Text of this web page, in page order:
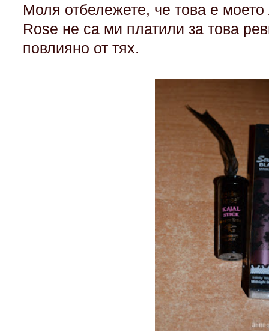
Моля отбележете, че това е
Rose не са ми платили за това
повлияно от тях.